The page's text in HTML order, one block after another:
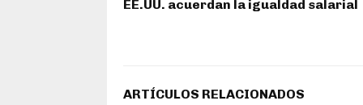
EE.UU. acuerdan la igualdad salarial
ARTÍCULOS RELACIONADOS